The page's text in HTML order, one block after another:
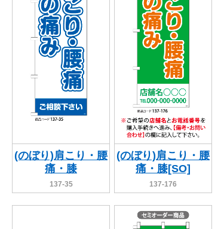
(のぼり)肩こり・腰
痛・膝
137-35
(のぼり)肩こり・腰
痛・膝[SO]
137-176